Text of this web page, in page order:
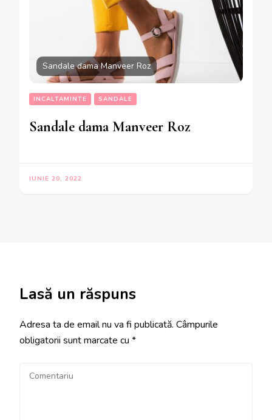
Sandale dama Manveer Roz
INCALTAMINTE SANDALE
Sandale dama Manveer Roz
IUNIE 20, 2022
Lasă un răspuns
Adresa ta de email nu va fi publicată. Câmpurile
obligatorii sunt marcate cu *